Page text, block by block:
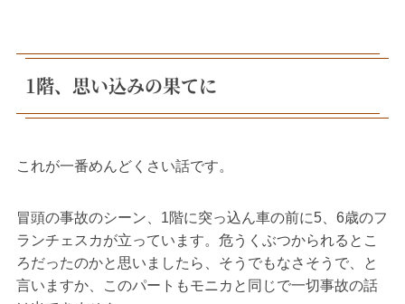
1階、思い込みの果てに
これが一番めんどくさい話です。
冒頭の事故のシーン、1階に突っ込ん車の前に5、6歳のフ
ランチェスカが立っています。危うくぶつかられるとこ
ろだったのかと思いましたら、そうでもなさそうで、と
言いますか、このパートもモニカと同じで一切事故の話